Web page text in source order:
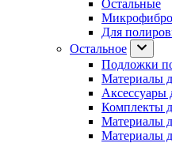
Остальные
Для
Остальное
Подложки
Материалы
Аксессуары
Комплекты
Материалы
Материалы